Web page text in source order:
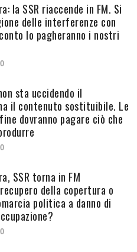
la SSR riaccende in FM. Si
delle interferenze con
lo pagheranno i nostri
0
sta uccidendo il
il contenuto sostituibile. Le
dovranno pagare ciò che
0
SSR torna in FM
della copertura o
politica a danno di
0